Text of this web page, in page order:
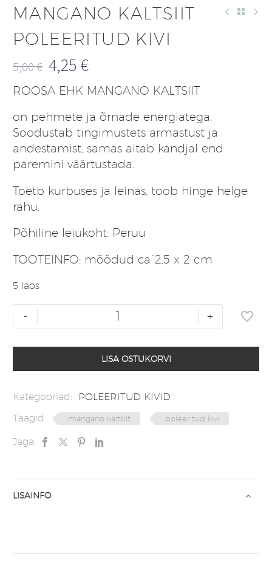
MANGANO KALTSIIT
POLEERITUD KIVI
5,00€
Algne
hind
oli:
5,00 €.
4,25 €
Praegune
hind
on:
4,25 €.
ROOSA EHK MANGANO KALTSIIT
on pehmete ja õrnade energiatega.
Soodustab tingimustets armastust ja
andestamist, samas aitab kandjal end
paremini väärtustada.
Toetb kurbuses ja leinas, toob hinge helge
rahu.
Põhiline leiukoht: Peruu
TOOTEINFO: mõõdud ca´2,5 x 2 cm
5 laos
-
Mangano
kaltsiit
kogus
+
LISA OSTUKORVI
Kategooriad:
POLEERITUD KIVID
Täägid:
mangano kaltsiit poleeritud kivi
Jaga:
LISAINFO